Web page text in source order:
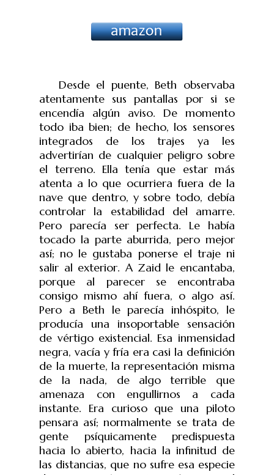
Desde el puente, Beth observaba
atentamente sus pantallas por si se
encendía algún aviso. De momento
todo iba bien; de hecho, los sensores
integrados de los trajes ya les
advertirían de cualquier peligro sobre
el terreno. Ella tenía que estar más
atenta a lo que ocurriera fuera de la
nave que dentro, y sobre todo, debía
controlar la estabilidad del amarre.
Pero parecía ser perfecta. Le había
tocado la parte aburrida, pero mejor
así; no le gustaba ponerse el traje ni
salir al exterior. A Zaid le encantaba,
porque al parecer se encontraba
consigo mismo ahí fuera, o algo así.
Pero a Beth le parecía inhóspito, le
producía una insoportable sensación
de vértigo existencial. Esa inmensidad
negra, vacía y fría era casi la definición
de la muerte, la representación misma
de la nada, de algo terrible que
amenaza con engullirnos a cada
instante. Era curioso que una piloto
pensara así; normalmente se trata de
gente psíquicamente predispuesta
hacia lo abierto, hacia la infinitud de
las distancias, que no sufre esa especie